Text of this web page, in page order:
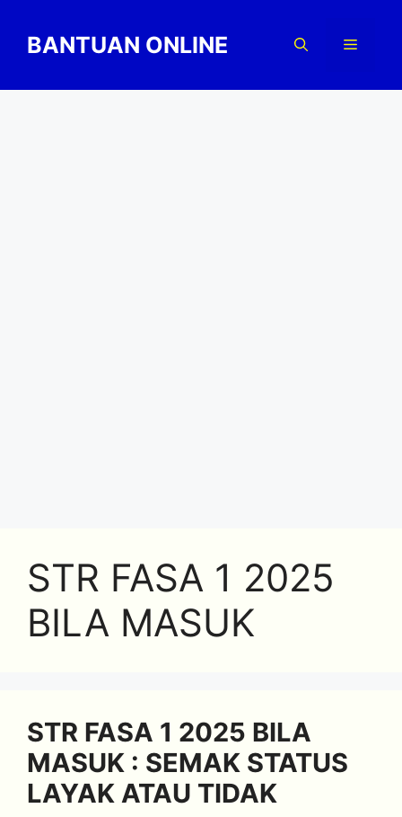
contentBANTUAN ONLINE Menu
STR FASA 1 2025
BILA MASUK
STR FASA 1 2025 BILA
MASUK : SEMAK STATUS
LAYAK ATAU TIDAK